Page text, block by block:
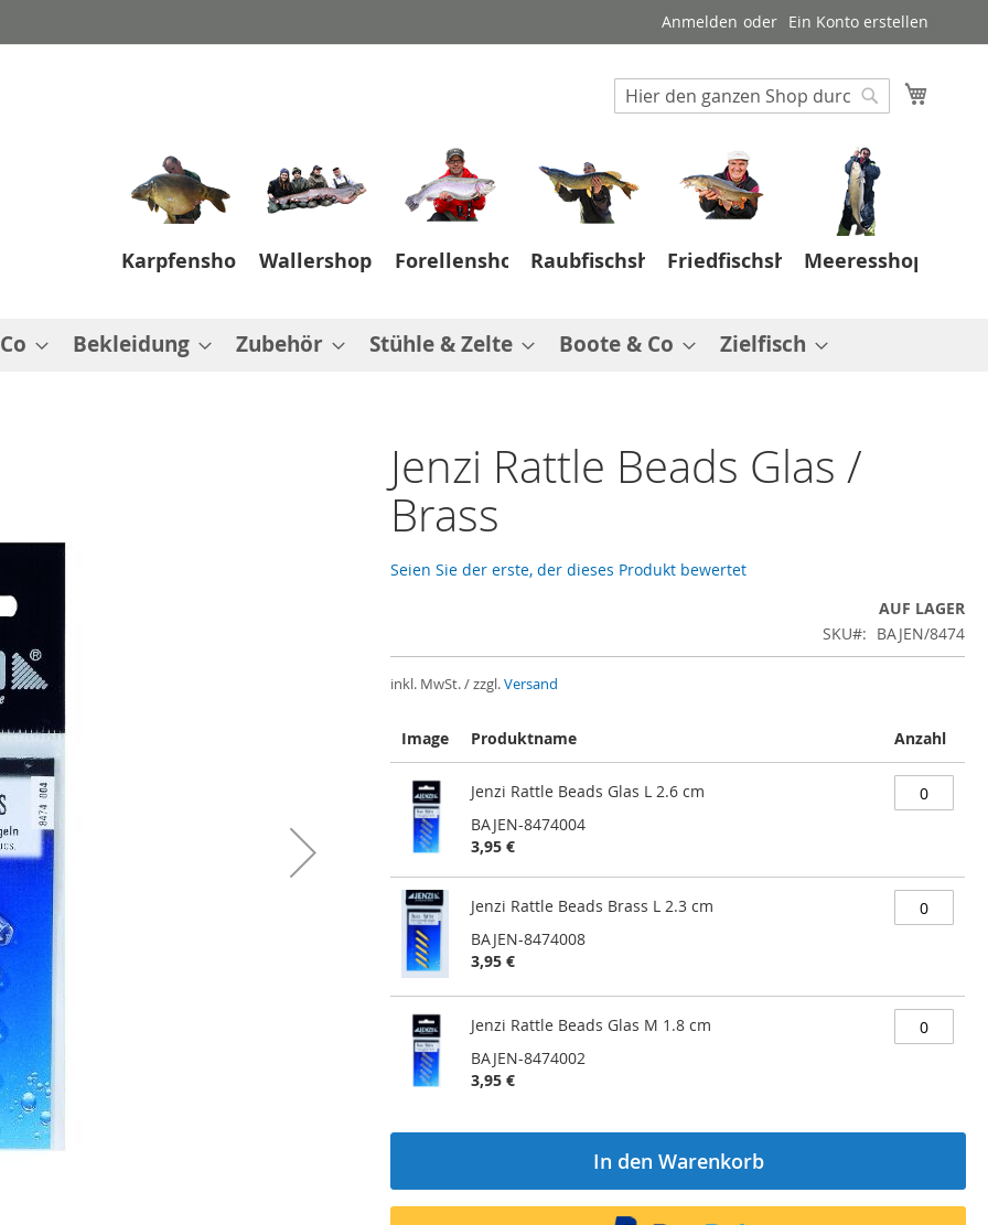
Anmelden Ein Konto erstellen
Suche
Suche
Karpfenshop Wallershop Forellenshop RaubfischshopFriedfischshopMeeresshop
Bekleidung Zubehör Stühle & Zelte Boote & Co Zielfisch
Jenzi Rattle Beads Glas /
Brass
Seien Sie der erste, der dieses Produkt bewertet
AUF LAGER
SKU
BAJEN/8474
inkl. MwSt. / zzgl.Versand
Produkte
Artikel
Image Produktname Anzahl
Jenzi Rattle Beads Glas L 2.6 cm
BAJEN-8474004
3,95 €
Jenzi Rattle Beads Brass L 2.3 cm
BAJEN-8474008
3,95 €
Jenzi Rattle Beads Glas M 1.8 cm
BAJEN-8474002
3,95 €
In den Warenkorb